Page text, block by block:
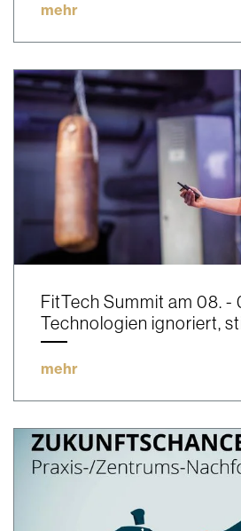
mehr
FitTech Summit am 08. -
Technologien ignoriert,
mehr